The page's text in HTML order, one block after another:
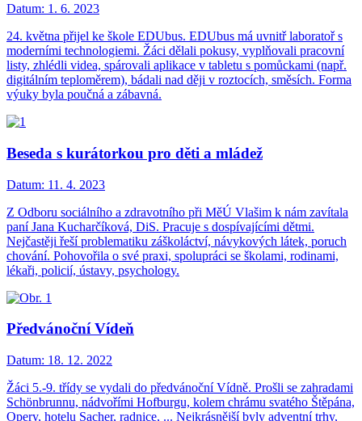
Datum: 1. 6. 2023
24. května přijel ke škole EDUbus. EDUbus má uvnitř laboratoř s
moderními technologiemi. Žáci dělali pokusy, vyplňovali pracovní
listy, zhlédli videa, spárovali aplikace v tabletu s pomůckami (např.
digitálním teploměrem), bádali nad ději v roztocích, směsích. Forma
výuky byla poučná a zábavná.
Beseda s kurátorkou pro děti a mládež
Datum: 11. 4. 2023
Z Odboru sociálního a zdravotního při MěÚ Vlašim k nám zavítala
paní Jana Kucharčíková, DiS. Pracuje s dospívajícími dětmi.
Nejčastěji řeší problematiku záškoláctví, návykových látek, poruch
chování. Pohovořila o své praxi, spolupráci se školami, rodinami,
lékaři, policií, ústavy, psychology.
Předvánoční Vídeň
Datum: 18. 12. 2022
Žáci 5.-9. třídy se vydali do předvánoční Vídně. Prošli se zahradami
Schönbrunnu, nádvořími Hofburgu, kolem chrámu svatého Štěpána,
Opery, hotelu Sacher, radnice, ... Nejkrásnější byly adventní trhy,